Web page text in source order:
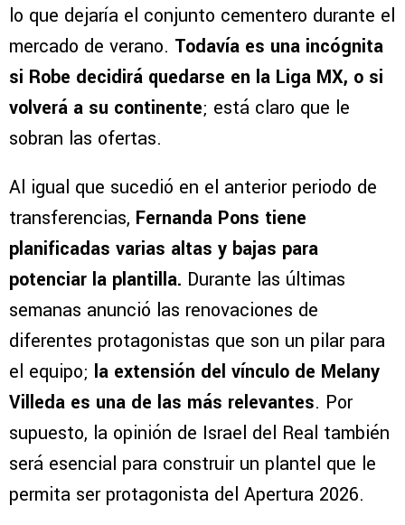
lo que dejaría el conjunto cementero durante el
mercado de verano. Todavía es una incógnita
si Robe decidirá quedarse en la Liga MX, o si
volverá a su continente; está claro que le
sobran las ofertas.
Al igual que sucedió en el anterior periodo de
transferencias, Fernanda Pons tiene
planificadas varias altas y bajas para
potenciar la plantilla. Durante las últimas
semanas anunció las renovaciones de
diferentes protagonistas que son un pilar para
el equipo; la extensión del vínculo de Melany
Villeda es una de las más relevantes. Por
supuesto, la opinión de Israel del Real también
será esencial para construir un plantel que le
permita ser protagonista del Apertura 2026.